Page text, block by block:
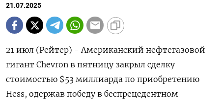
21.07.2025
21 июл (Рейтер) - Американский нефтегазовой
гигант Chevron в пятницу закрыл сделку
стоимостью $53 миллиарда по приобретению
Hess, одержав победу в беспрецедентном